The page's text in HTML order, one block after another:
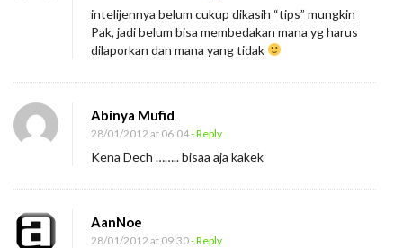
intelijennya belum cukup dikasih “tips” mungkin
Pak, jadi belum bisa membedakan mana yg harus
dilaporkan dan mana yang tidak
Abinya Mufid
28/01/2012 at 06:04- Reply
Kena Dech …….. bisaa aja kakek
AanNoe
28/01/2012 at 09:30- Reply